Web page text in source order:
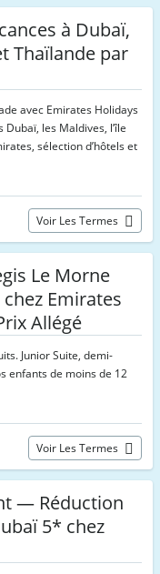
à Dubaï,
Thaïlande par
avec Emirates Holidays
les Maldives, l’île
sélection d’hôtels et
Voir Les Termes
Le Morne
Emirates
Allégé
Junior Suite, demi-
enfants de moins de 12
Voir Les Termes
— Réduction
5* chez